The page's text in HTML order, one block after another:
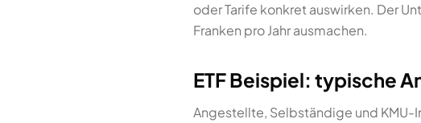
oder Tarife konkret auswirken. Der
Franken pro Jahr ausmachen.
ETF Beispiel: typische
Angestellte, Selbständige und KMU-